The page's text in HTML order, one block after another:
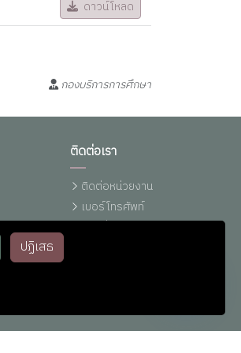
ดาวน์โหลด
กองบริการการศึกษา
ติดต่อเรา
ติดต่อหน่วยงาน
เบอร์โทรศัพท์
ปฏิเสธ